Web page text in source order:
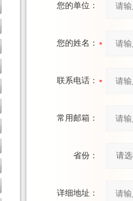
您的单位：
您的姓名：
联系电话：
常用邮箱：
省份：
详细地址：